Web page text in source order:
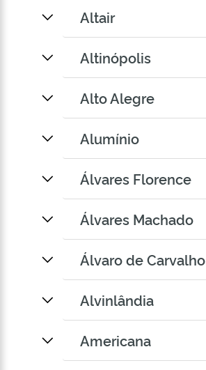
Altair
Altinópolis
Alto Alegre
Alumínio
Álvares Florence
Álvares Machado
Álvaro de Carvalho
Alvinlândia
Americana